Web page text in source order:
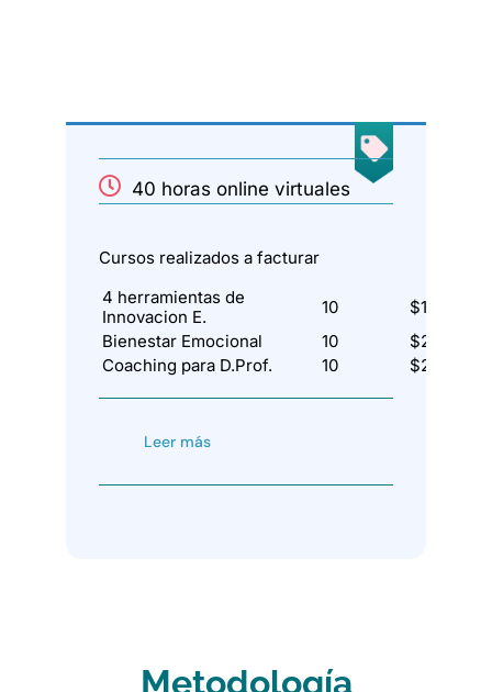
40 horas online virtuales
Cursos realizados a facturar
4 herramientas de
Innovacion E.
10
$1.440,00
Bienestar Emocional
10
$2.880,00
Coaching para D.Prof.
10 $2.880,00
Leer más
Metodología